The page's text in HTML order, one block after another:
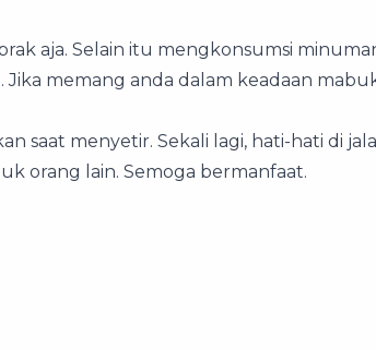
aja. Selain itu mengkonsumsi
memang anda dalam keadaan
saat menyetir. Sekali lagi, hati-hati di
orang lain. Semoga bermanfaat.